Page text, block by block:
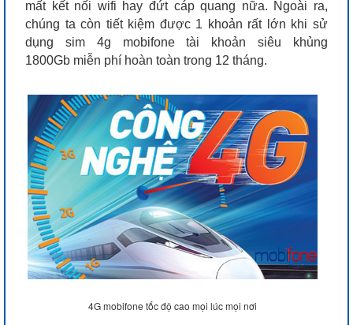
mất kết nối wifi hay đứt cáp quang nữa. Ngoài ra,
chúng ta còn tiết kiệm được 1 khoản rất lớn khi sử
dụng sim 4g mobifone tài khoản siêu khủng
1800Gb miễn phí hoàn toàn trong 12 tháng.
4G mobifone tốc độ cao mọi lúc mọi nơi